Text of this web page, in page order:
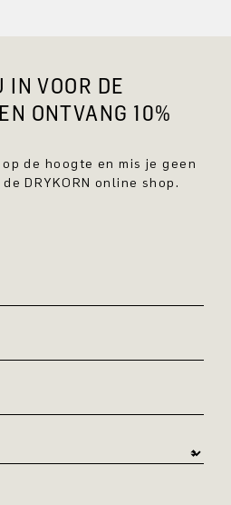
VOOR DE
ONTVANG 10%
de hoogte en mis je geen
DRYKORN online shop.